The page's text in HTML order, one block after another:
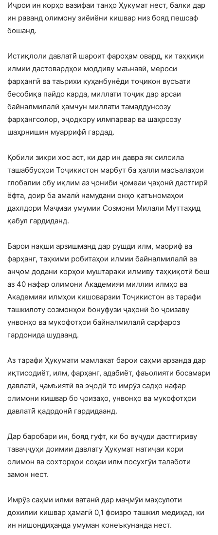
Иҷрои ин корҳо вазифаи танҳо Ҳукумат нест, балки дар
ин раванд олимону зиёиёни кишвар низ бояд пешсаф
бошанд.
Истиқлоли давлатӣ шароит фароҳам овард, ки таҳқиқи
илмии дастовардҳои моддиву маънавӣ, мероси
фарҳангӣ ва таърихи куҳанбунёди тоҷикон вусъати
бесобиқа пайдо карда, миллати тоҷик дар арсаи
байналмилалӣ ҳамчун миллати тамаддунсозу
фарҳангсолор, эҷодкору илмпарвар ва шаҳрсозу
шаҳрнишин муаррифӣ гардад.
Қобили зикри хос аст, ки дар ин давра як силсила
ташаббусҳои Тоҷикистон марбут ба ҳалли масъалаҳои
глобалии обу иқлим аз ҷониби ҷомеаи ҷаҳонӣ дастгирӣ
ёфта, доир ба амалӣ намудани онҳо қатъномаҳои
дахлдори Маҷмаи умумии Созмони Милали Муттаҳид
қабул гардиданд.
Барои нақши арзишманд дар рушди илм, маориф ва
фарҳанг, таҳкими робитаҳои илмии байналмилалӣ ва
анҷом додани корҳои муштараки илмиву таҳқиқотӣ беш
аз 40 нафар олимони Академияи миллии илмҳо ва
Академияи илмҳои кишоварзии Тоҷикистон аз тарафи
ташкилоту созмонҳои бонуфузи ҷаҳонӣ бо ҷоизаву
унвонҳо ва мукофотҳои байналмилалӣ сарфароз
гардонида шудаанд.
Аз тарафи Ҳукумати мамлакат барои саҳми арзанда дар
иқтисодиёт, илм, фарҳанг, адабиёт, фаъолияти босамари
давлатӣ, ҷамъиятӣ ва эҷодӣ то имрӯз садҳо нафар
олимони кишвар бо ҷоизаҳо, унвонҳо ва мукофотҳои
давлатӣ қадрдонӣ гардидаанд.
Дар баробари ин, бояд гуфт, ки бо вуҷуди дастгириву
таваҷҷуҳи доимии давлату Ҳукумат натиҷаи кори
олимон ва сохторҳои соҳаи илм посухгӯи талаботи
замон нест.
Имрӯз саҳми илми ватанӣ дар маҷмӯи маҳсулоти
дохилии кишвар ҳамагӣ 0,1 фоизро ташкил медиҳад, ки
ин нишондиҳанда умуман конеъкунанда нест.